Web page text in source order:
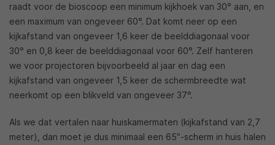
raadt voor de bioscoop een minimum kijkhoek van 30° aan, en
een maximum van ongeveer 60°. Dat komt neer op een
kijkafstand van ongeveer 1,6 keer de beelddiagonaal voor
30° en 0,8 keer de beelddiagonaal voor 60°. Zelf hanteren
we voor projectoren bijvoorbeeld al jaar en dag een
kijkafstand van ongeveer 1,5 keer de schermbreedte wat
neerkomt op een blikveld van ongeveer 37°.
Als we dat vertalen naar huiskamermaten (kijkafstand van 2,7
meter), dan moet je dus minimaal een 65″-scherm in huis halen